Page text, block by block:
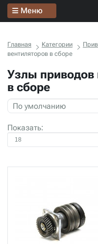
Меню
Главная Категории
вентиляторов в сборе
Узлы
в сборе
Показать: